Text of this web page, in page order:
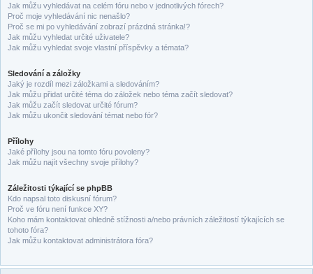
Jak můžu vyhledávat na celém fóru nebo v jednotlivých fórech?
Proč moje vyhledávání nic nenašlo?
Proč se mi po vyhledávání zobrazí prázdná stránka!?
Jak můžu vyhledat určité uživatele?
Jak můžu vyhledat svoje vlastní příspěvky a témata?
Sledování a záložky
Jaký je rozdíl mezi záložkami a sledováním?
Jak můžu přidat určité téma do záložek nebo téma začít sledovat?
Jak můžu začít sledovat určité fórum?
Jak můžu ukončit sledování témat nebo fór?
Přílohy
Jaké přílohy jsou na tomto fóru povoleny?
Jak můžu najít všechny svoje přílohy?
Záležitosti týkající se phpBB
Kdo napsal toto diskusní fórum?
Proč ve fóru není funkce XY?
Koho mám kontaktovat ohledně stížnosti a/nebo právních záležitostí týkajících se
tohoto fóra?
Jak můžu kontaktovat administrátora fóra?